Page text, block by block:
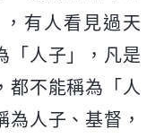
有人看見過天
「人子」，凡是
都不能稱為「人
人子、基督，